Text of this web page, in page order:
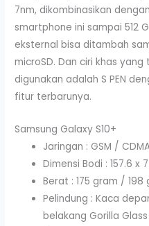
7nm, dikombinasikan
smartphone ini sampai 512
eksternal bisa ditambah
microSD. Dan ciri khas
digunakan adalah S PEN
fitur terbarunya.
Samsung Galaxy S10+
Jaringan : GSM /
Dimensi Bodi : 157.6 x
Berat : 175 gram / 198
Pelindung : Kaca
belakang Gorilla